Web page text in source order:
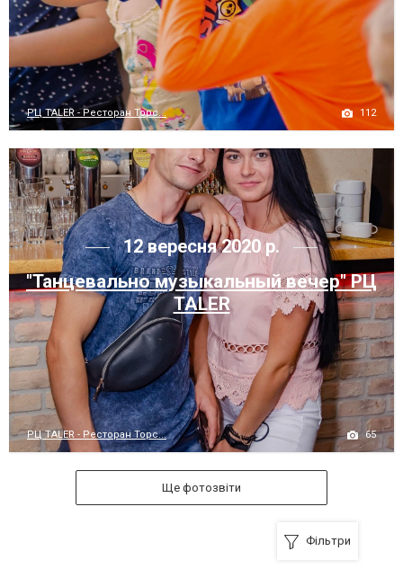
РЦ TALER - Ресторан Торс... 112
12 вересня 2020 р.
"Танцевально музыкальный вечер" РЦ
TALER
РЦ TALER - Ресторан Торс... 65
Ще фотозвіти
Фільтри